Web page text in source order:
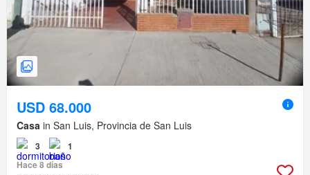
USD 68.000
Casa in San Luis, Provincia de San Luis
3
1
Hace 8 días